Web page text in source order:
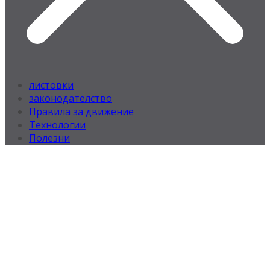
листовки
законодателство
Правила за движение
Технологии
Полезни